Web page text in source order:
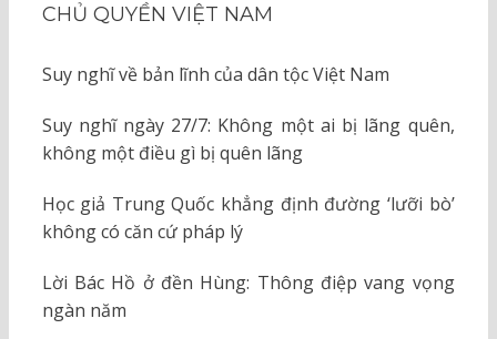
CHỦ QUYỀN VIỆT NAM
Suy nghĩ về bản lĩnh của dân tộc Việt Nam
Suy nghĩ ngày 27/7: Không một ai bị lãng quên,
không một điều gì bị quên lãng
Học giả Trung Quốc khẳng định đường ‘lưỡi bò’
không có căn cứ pháp lý
Lời Bác Hồ ở đền Hùng: Thông điệp vang vọng
ngàn năm